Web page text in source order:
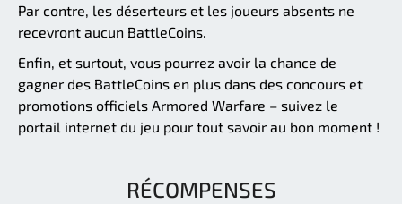
Par contre, les déserteurs et les joueurs absents ne
recevront aucun BattleCoins.
Enfin, et surtout, vous pourrez avoir la chance de
gagner des BattleCoins en plus dans des concours et
promotions officiels Armored Warfare – suivez le
portail internet du jeu pour tout savoir au bon moment !
RÉCOMPENSES